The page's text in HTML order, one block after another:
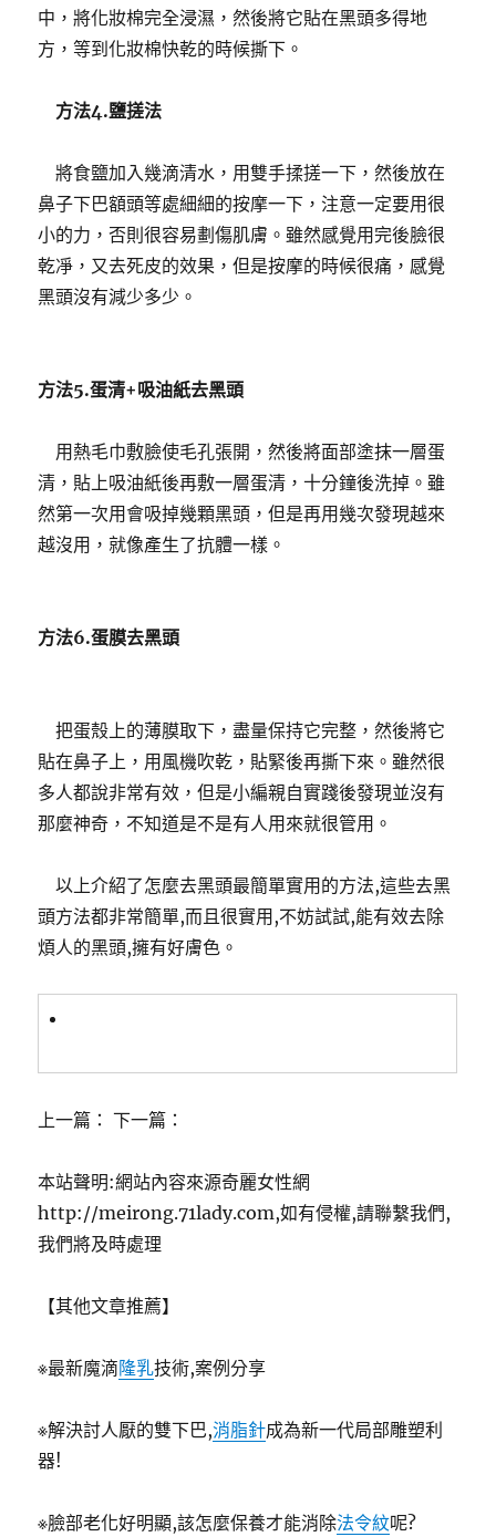
中，將化妝棉完全浸濕，然後將它貼在黑頭多得地
方，等到化妝棉快乾的時候撕下。
方法4.鹽搓法
將食鹽加入幾滴清水，用雙手揉搓一下，然後放在
鼻子下巴額頭等處細細的按摩一下，注意一定要用很
小的力，否則很容易劃傷肌膚。 雖然感覺用完後臉很
乾凈，又去死皮的效果，但是按摩的時候很痛，感覺
黑頭沒有減少多少。
方法5.蛋清+吸油紙去黑頭
用熱毛巾敷臉使毛孔張開，然後將面部塗抹一層蛋
清，貼上吸油紙後再敷一層蛋清，十分鐘後洗掉。 雖
然第一次用會吸掉幾顆黑頭，但是再用幾次發現越來
越沒用，就像產生了抗體一樣。
方法6.蛋膜去黑頭
把蛋殼上的薄膜取下，盡量保持它完整，然後將它
貼在鼻子上，用風機吹乾，貼緊後再撕下來。 雖然很
多人都說非常有效，但是小編親自實踐後發現並沒有
那麼神奇，不知道是不是有人用來就很管用。
以上介紹了怎麼去黑頭最簡單實用的方法,這些去黑
頭方法都非常簡單,而且很實用,不妨試試,能有效去除
煩人的黑頭,擁有好膚色。
上一篇： 下一篇：
本站聲明:網站內容來源奇麗女性網
http://meirong.71lady.com,如有侵權,請聯繫我們,
我們將及時處理
【其他文章推薦】
※最新魔滴隆乳技術,案例分享
※解決討人厭的雙下巴,消脂針成為新一代局部雕塑利
器!
※臉部老化好明顯,該怎麼保養才能消除法令紋呢?